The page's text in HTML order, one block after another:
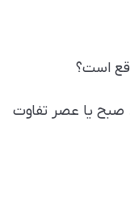
است؟
صبح یا عصر تفاوت